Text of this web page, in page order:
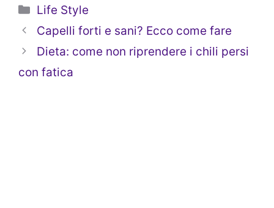
Categorie
Life Style
Capelli forti e sani? Ecco come fare
Dieta: come non riprendere i chili persi
con fatica